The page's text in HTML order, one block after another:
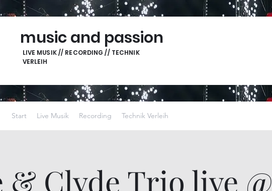
music and passion
LIVE MUSIK // RECORDING // TECHNIK
VERLEIH
Start Live Musik Recording Technik Verleih
& Clyde Trio live @